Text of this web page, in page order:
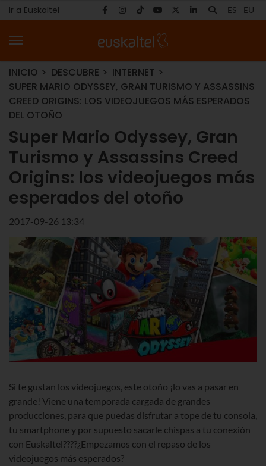
Ir a Euskaltel ES EU
INICIO DESCUBRE
INTERNET
SUPER MARIO ODYSSEY, GRAN TURISMO Y ASSASSINS
CREED ORIGINS: LOS VIDEOJUEGOS MÁS ESPERADOS
DEL OTOÑO
Super Mario Odyssey, Gran
Turismo y Assassins Creed
Origins: los videojuegos más
esperados del otoño
2017-09-26 13:34
Si te gustan los videojuegos, este otoño ¡lo vas a pasar en
grande! Viene una temporada cargada de grandes
producciones, para que puedas disfrutar a tope de tu consola,
tu smartphone y por supuesto sacarle chispas a tu conexión
con Euskaltel????¿Empezamos con el repaso de los
videojuegos más esperados?